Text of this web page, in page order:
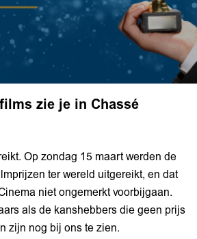
zie je in Chassé
Op zondag 15 maart werden de
ter wereld uitgereikt, en dat
niet ongemerkt voorbijgaan.
als de kanshebbers die geen prijs
zijn nog bij ons te zien.